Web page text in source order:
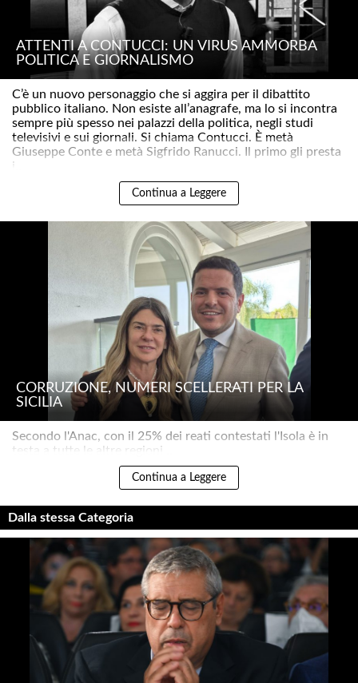
ATTENTI A CONTUCCI: UN VIRUS AMMORBA
POLITICA E GIORNALISMO
C’è un nuovo personaggio che si aggira per il dibattito
pubblico italiano. Non esiste all’anagrafe, ma lo si incontra
sempre più spesso nei palazzi della politica, negli studi
televisivi e sui giornali. Si chiama Contucci. È metà
Giuseppe Conte e metà Sigfrido Ranucci. Il primo gli presta
i..
Continua a Leggere
CORRUZIONE, NUMERI SCELLERATI PER LA
SICILIA
Secondo l'Anac, con il 25% dei reati contestati l'Isola è in
testa a tutte le altre regioni ..
Continua a Leggere
Dalla stessa Categoria